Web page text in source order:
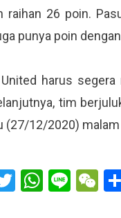
raihan 26 poin.
punya poin
harus
tim
(27/12/2020) malam
T
W
Li
W